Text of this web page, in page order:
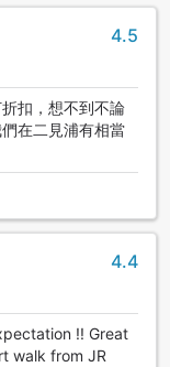
4.5
扣，想不到不論
在二見浦有相當
4.4
!! Great
walk from JR